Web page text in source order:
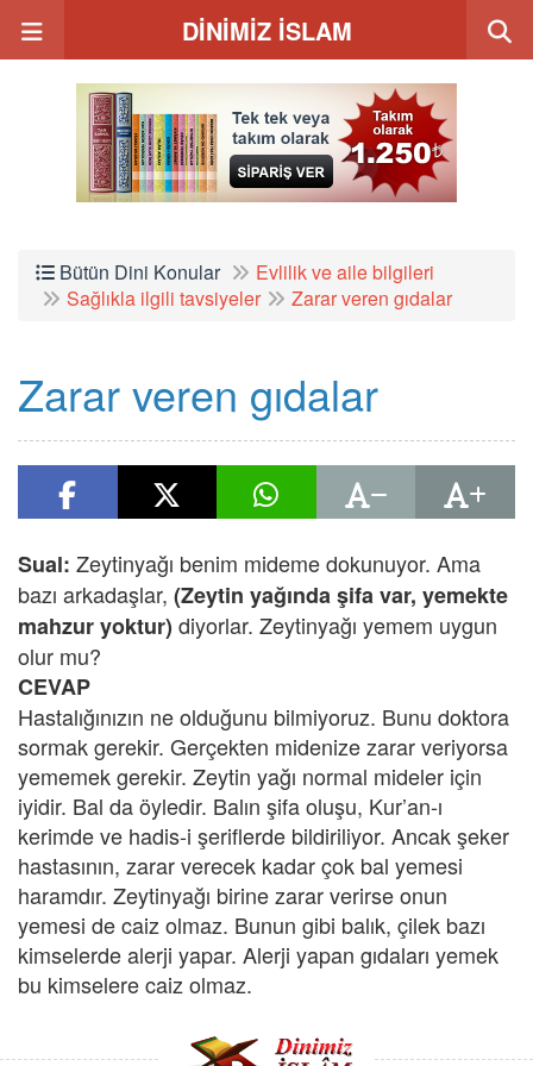
DİNİMİZ İSLAM
Bütün Dini Konular
Evlilik ve aile bilgileri
Sağlıkla ilgili tavsiyeler
Zarar veren gıdalar
Zarar veren gıdalar
Sual: Zeytinyağı benim mideme dokunuyor. Ama
bazı arkadaşlar, (Zeytin yağında şifa var, yemekte
mahzur yoktur) diyorlar. Zeytinyağı yemem uygun
olur mu?
CEVAP
Hastalığınızın ne olduğunu bilmiyoruz. Bunu doktora
sormak gerekir. Gerçekten midenize zarar veriyorsa
yememek gerekir. Zeytin yağı normal mideler için
iyidir. Bal da öyledir. Balın şifa oluşu, Kur’an-ı
kerimde ve hadis-i şeriflerde bildiriliyor. Ancak şeker
hastasının, zarar verecek kadar çok bal yemesi
haramdır. Zeytinyağı birine zarar verirse onun
yemesi de caiz olmaz. Bunun gibi balık, çilek bazı
kimselerde alerji yapar. Alerji yapan gıdaları yemek
bu kimselere caiz olmaz.